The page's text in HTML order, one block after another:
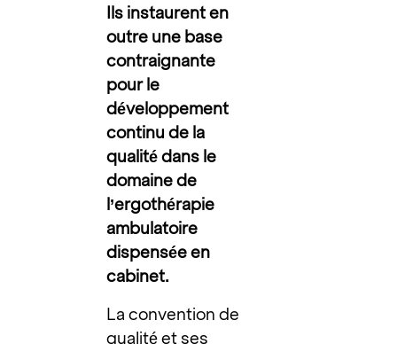
Ils instaurent en
outre une base
contraignante
pour le
développement
continu de la
qualité dans le
domaine de
l’ergothérapie
ambulatoire
dispensée en
cabinet.
La convention de
qualité et ses